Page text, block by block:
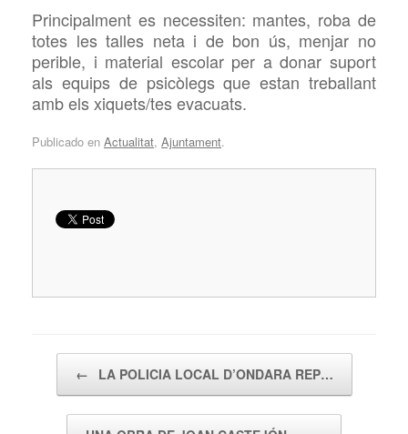
Principalment es necessiten: mantes, roba de
totes les talles neta i de bon ús, menjar no
perible, i material escolar per a donar suport
als equips de psicòlegs que estan treballant
amb els xiquets/tes evacuats.
Publicado en Actualitat, Ajuntament.
← LA POLICIA LOCAL D’ONDARA REP…